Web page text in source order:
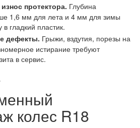
протектора. Глубина
1,6 мм для лета и 4 мм для зимы
гладкий пластик.
дефекты. Грыжи, вздутия, порезы на
истирание требуют
в сервис.
колес R18